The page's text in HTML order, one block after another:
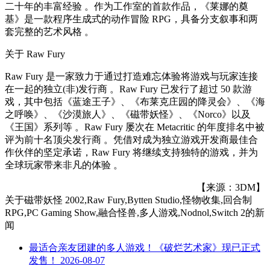
二十年的丰富经验 。作为工作室的首款作品，《莱娜的奠
基》是一款程序生成式的动作冒险 RPG，具备分支叙事和两
套完整的艺术风格 。
关于 Raw Fury
Raw Fury 是一家致力于通过打造难忘体验将游戏与玩家连接
在一起的独立(非)发行商 。Raw Fury 已发行了超过 50 款游
戏，其中包括《蓝途王子》、《布莱克庄园的降灵会》、《海
之呼唤》、《沙漠旅人》、《磁带妖怪》、《Norco》以及
《王国》系列等 。Raw Fury 屡次在 Metacritic 的年度排名中被
评为前十名顶尖发行商 。凭借对成为独立游戏开发商最佳合
作伙伴的坚定承诺，Raw Fury 将继续支持独特的游戏，并为
全球玩家带来非凡的体验 。
【来源：3DM】
关于磁带妖怪 2002,Raw Fury,Bytten Studio,怪物收集,回合制
RPG,PC Gaming Show,融合怪兽,多人游戏,Nodnol,Switch 2的新
闻
最适合亲友团建的多人游戏！《破烂艺术家》现已正式
发售！
2026-08-07